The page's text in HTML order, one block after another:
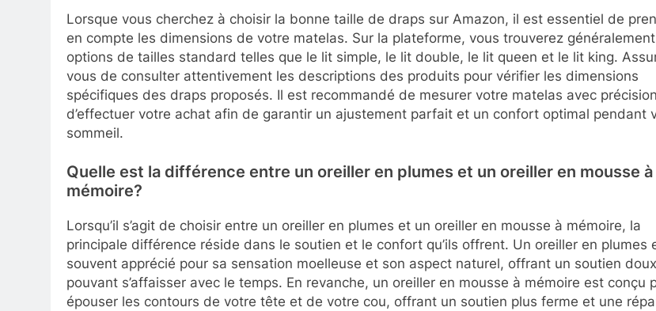
Lorsque vous cherchez à choisir la bonne taille de draps sur Amazon, il est essentiel de
en compte les dimensions de votre matelas. Sur la plateforme, vous trouverez
options de tailles standard telles que le lit simple, le lit double, le lit queen et le lit king.
vous de consulter attentivement les descriptions des produits pour vérifier les dimensions
spécifiques des draps proposés. Il est recommandé de mesurer votre matelas avec
d’effectuer votre achat afin de garantir un ajustement parfait et un confort optimal pendant
sommeil.
Quelle est la différence entre un oreiller en plumes et un oreiller en mousse à
mémoire?
Lorsqu’il s’agit de choisir entre un oreiller en plumes et un oreiller en mousse à mémoire, la
principale différence réside dans le soutien et le confort qu’ils offrent. Un oreiller en plumes
souvent apprécié pour sa sensation moelleuse et son aspect naturel, offrant un soutien
pouvant s’affaisser avec le temps. En revanche, un oreiller en mousse à mémoire est conçu
épouser les contours de votre tête et de votre cou, offrant un soutien plus ferme et une